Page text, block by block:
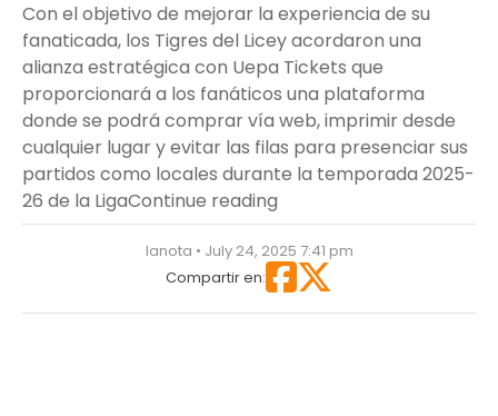
Con el objetivo de mejorar la experiencia de su
fanaticada, los Tigres del Licey acordaron una
alianza estratégica con Uepa Tickets que
proporcionará a los fanáticos una plataforma
donde se podrá comprar vía web, imprimir desde
cualquier lugar y evitar las filas para presenciar sus
partidos como locales durante la temporada 2025-
26 de la LigaContinue reading
lanota • July 24, 2025 7:41 pm
Compartir en: